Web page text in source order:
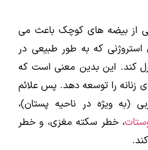
از بیضه های کوچک باعث می
که به طور طبیعی در
کند. این بدین معنی است که
زنانه را توسعه دهد. پس علائم
(به ویژه در ناحیه پستان)،
، خطر سکته مغزی، و خطر